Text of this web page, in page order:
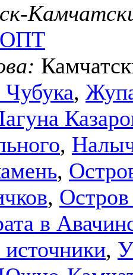
Чубука,
,
,
,
в
,